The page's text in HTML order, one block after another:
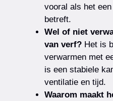
vooral als het
betreft.
Wel of niet
van verf?Het is
verwarmen met
is een stabiele
ventilatie en tijd.
Waarom maakt